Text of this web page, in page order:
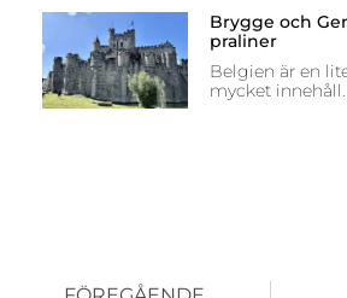
Brygge och
praliner
Belgien är en
mycket innehåll.